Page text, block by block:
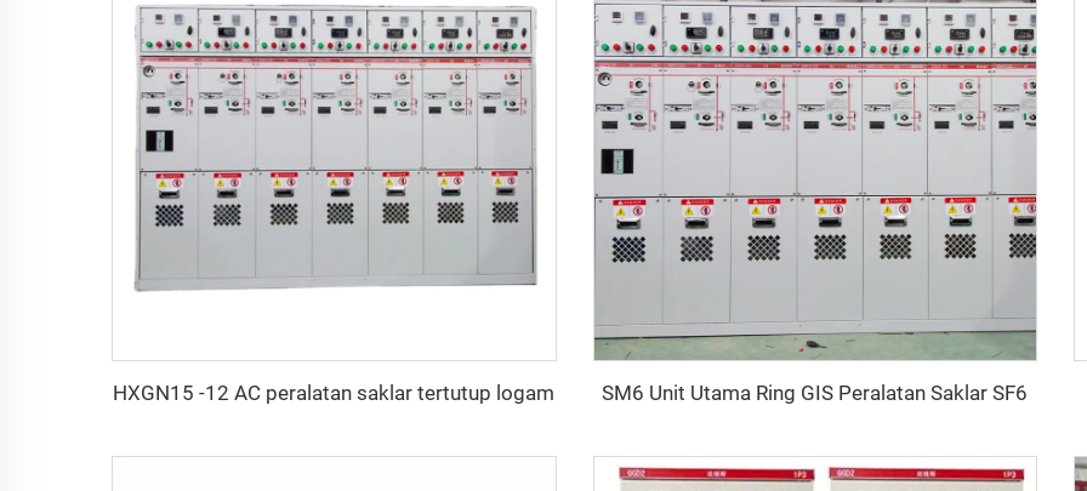
HXGN15 -12 AC peralatan saklar tertutup logam SM6 Unit Utama Ring GIS Peralatan Saklar SF6